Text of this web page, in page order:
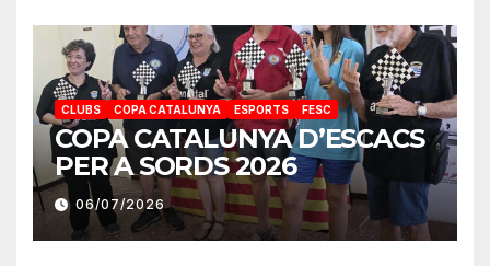
CLUBS COPA CATALUNYA ESPORTS FESC
COPA CATALUNYA D’ESCACS
PER A SORDS 2026
06/07/2026